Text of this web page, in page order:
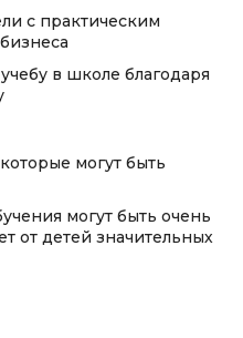
с практическим
в школе благодаря
могут быть
могут быть очень
от детей значительных